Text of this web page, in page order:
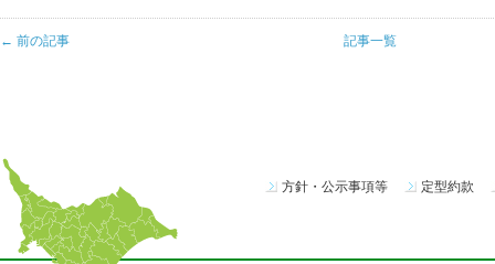
← 前の記事 記事一覧
方針・公示事項等 定型約款